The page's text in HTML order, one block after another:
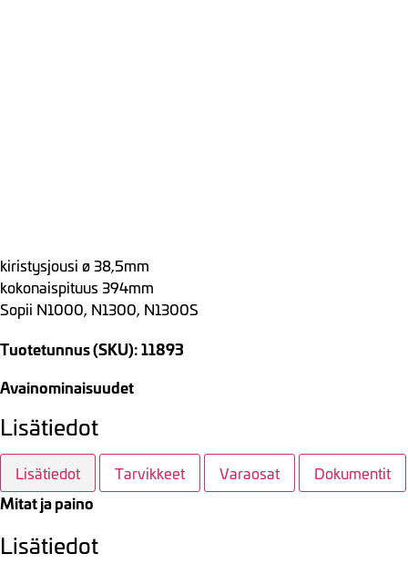
kiristysjousi ø 38,5mm
kokonaispituus 394mm
Sopii N1000, N1300, N1300S
Tuotetunnus (SKU): 11893
Avainominaisuudet
Lisätiedot
Lisätiedot Tarvikkeet Varaosat Dokumentit
Mitat ja paino
Lisätiedot